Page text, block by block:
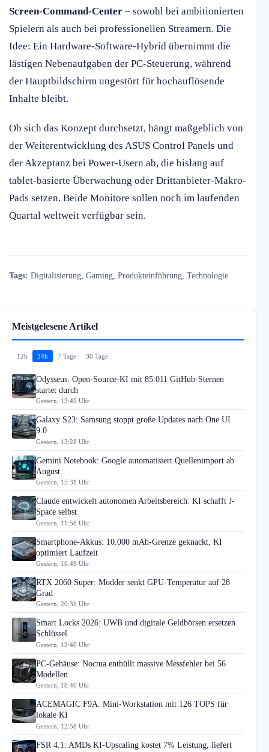
Screen-Command-Center – sowohl bei ambitionierten
Spielern als auch bei professionellen Streamern. Die
Idee: Ein Hardware-Software-Hybrid übernimmt die
lästigen Nebenaufgaben der PC-Steuerung, während
der Hauptbildschirm ungestört für hochauflösende
Inhalte bleibt.
Ob sich das Konzept durchsetzt, hängt maßgeblich von
der Weiterentwicklung des ASUS Control Panels und
der Akzeptanz bei Power-Usern ab, die bislang auf
tablet-basierte Überwachung oder Drittanbieter-Makro-
Pads setzen. Beide Monitore sollen noch im laufenden
Quartal weltweit verfügbar sein.
Tags: Digitalisierung Gaming Produkteinführung Technologie
Meistgelesene Artikel
12h 24h 7 Tage 30 Tage
Odysseus: Open-Source-KI mit 85.011 GitHub-Sternen
startet durch
Gestern, 13:49 Uhr
Galaxy S23: Samsung stoppt große Updates nach One UI
9.0
Gestern, 13:28 Uhr
Gemini Notebook: Google automatisiert Quellenimport ab
August
Gestern, 15:31 Uhr
Claude entwickelt autonomen Arbeitsbereich: KI schafft J-
Space selbst
Gestern, 11:58 Uhr
Smartphone-Akkus: 10.000 mAh-Grenze geknackt, KI
optimiert Laufzeit
Gestern, 16:49 Uhr
RTX 2060 Super: Modder senkt GPU-Temperatur auf 28
Grad
Gestern, 20:31 Uhr
Smart Locks 2026: UWB und digitale Geldbörsen ersetzen
Schlüssel
Gestern, 12:40 Uhr
PC-Gehäuse: Noctua enthüllt massive Messfehler bei 56
Modellen
Gestern, 18:40 Uhr
ACEMAGIC F9A: Mini-Workstation mit 126 TOPS für
lokale KI
Gestern, 12:58 Uhr
FSR 4.1: AMDs KI-Upscaling kostet 7% Leistung, liefert